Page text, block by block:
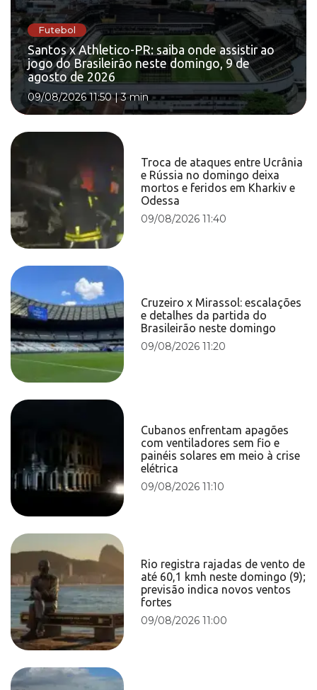
Futebol
Santos x Athletico-PR: saiba onde assistir ao
jogo do Brasileirão neste domingo, 9 de
agosto de 2026
09/08/2026 11:50|3 min
Troca de ataques entre Ucrânia
e Rússia no domingo deixa
mortos e feridos em Kharkiv e
Odessa
09/08/2026 11:40
Cruzeiro x Mirassol: escalações
e detalhes da partida do
Brasileirão neste domingo
09/08/2026 11:20
Cubanos enfrentam apagões
com ventiladores sem fio e
painéis solares em meio à crise
elétrica
09/08/2026 11:10
Rio registra rajadas de vento de
até 60,1 kmh neste domingo (9);
previsão indica novos ventos
fortes
09/08/2026 11:00